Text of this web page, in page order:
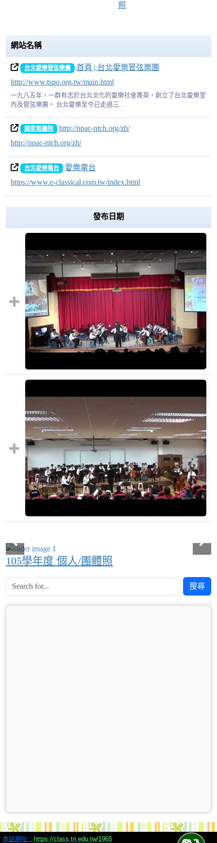
照
網站名稱
台北愛樂管弦樂團
首頁 | 台北愛樂管弦樂團
http://www.tspo.org.tw/main.html
一九八五年，一群有志於台北文化的愛樂社會菁英，創立了台北愛樂室
內及管弦樂團。 台北愛樂至今已走過三...
國家兩廳院
http://npac-ntch.org/zh/
http://npac-ntch.org/zh/
台北愛樂電台
愛樂電台
https://www.e-classical.com.tw/index.html
發布日期
105學年度 個人/團體照
搜尋
本站網址： https://class.tn.edu.tw/1965